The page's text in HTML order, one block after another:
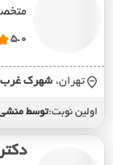
5.0
تهران، شهرک غرب
اولین نوبت:توسط